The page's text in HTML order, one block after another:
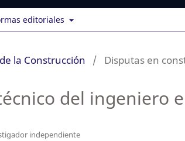
editoriales
la Construcción / Disputas en
del ingeniero
independiente